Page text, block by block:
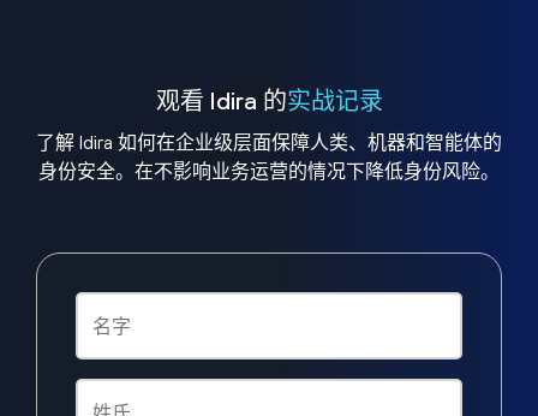
观看 Idira 的实战记录
了解 Idira 如何在企业级层面保障人类、机器和智能体的
身份安全。在不影响业务运营的情况下降低身份风险。